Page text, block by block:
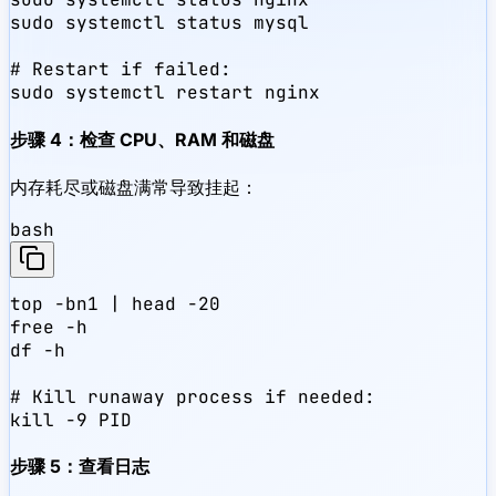
sudo systemctl status mysql
# Restart if failed:
sudo systemctl restart nginx
步骤 4：检查 CPU、RAM 和磁盘
内存耗尽或磁盘满常导致挂起：
bash
top -bn1 | head -20
free -h
df -h
# Kill runaway process if needed:
kill -9 PID
步骤 5：查看日志